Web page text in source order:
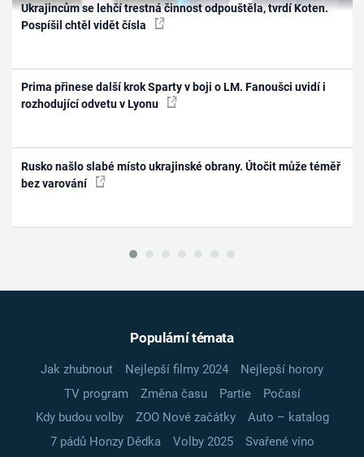
Ukrajincům se lehčí trestná činnost odpouštěla, tvrdí Koten.
Pospíšil chtěl vidět čísla
Prima přinese další krok Sparty v boji o LM. Fanoušci uvidí i
rozhodující odvetu v Lyonu
Rusko našlo slabé místo ukrajinské obrany. Útočit může téměř
bez varování
Populární témata
Jak zhubnout Nejlepší filmy 2024
Nejlepší horory
TV program
Změna času Partie
Počasí
Kdy budou volby
ZOO Nové začátky
Auto – katalog
7 pádů Honzy Dědka
Volby 2025
Svařené víno